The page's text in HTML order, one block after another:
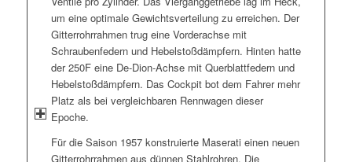
um eine optimale Gewichtsverteilung zu erreichen. Der
Gitterrohrrahmen trug eine Vorderachse mit
Schraubenfedern und Hebelstoßdämpfern. Hinten hatte
der 250F eine De-Dion-Achse mit Querblattfedern und
Hebelstoßdämpfern. Das Cockpit bot dem Fahrer mehr
Platz als bei vergleichbaren Rennwagen dieser
Epoche.
Für die Saison 1957 konstruierte Maserati einen neuen
Gitterrohrrahmen aus dünnen Stahlrohren. Die